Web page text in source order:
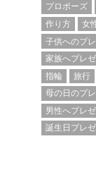
プロポーズ
作り方
女
子供へのプ
家族へプレ
指輪
旅行
母の日のプ
男性へプレ
誕生日プレ